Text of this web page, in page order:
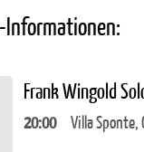
Informationen:
Frank Wingold
20:00 Villa Sponte,